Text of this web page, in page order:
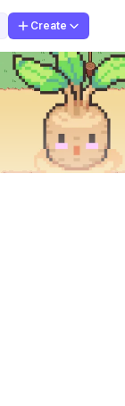
Create